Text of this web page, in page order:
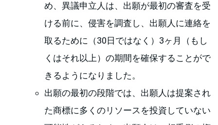
め、異議申立人は、出願が最初の審査を受
ける前に、侵害を調査し、出願人に連絡を
取るために（30日ではなく）3ヶ月（もし
くはそれ以上）の期間を確保することがで
きるようになりました。
出願の最初の段階では、出願人は提案され
た商標に多くのリソースを投資していない